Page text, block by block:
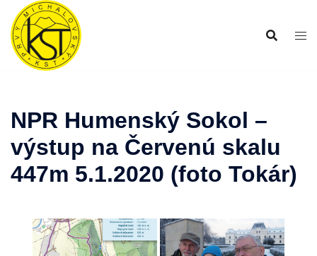
Preskočiť
obsah
NPR Humenský Sokol –
výstup na Červenú skalu
447m 5.1.2020 (foto Tokár)